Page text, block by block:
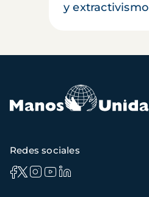
y extractivismo
Redes sociales